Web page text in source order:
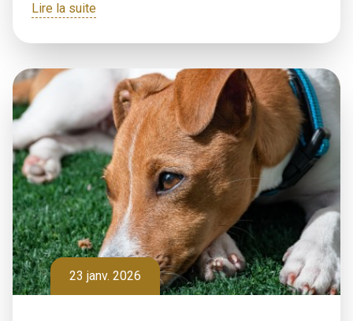
Lire la suite
23 janv. 2026